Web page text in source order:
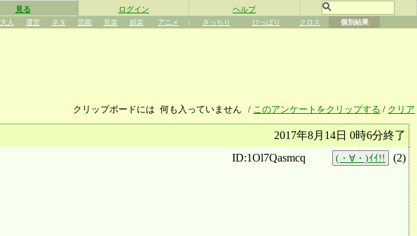
見る ログイン ヘルプ
大人 運営 ネタ 芸能 音楽 娯楽 アニメ | きっちり ひっぱり クロス 個別結果
クリップボードには 何も入っていません / このアンケートをクリップする / クリア
2017年8月14日 0時6分終了
ID:1Ol7Qasmcq
(・∀・)ｲｲ!! (2)